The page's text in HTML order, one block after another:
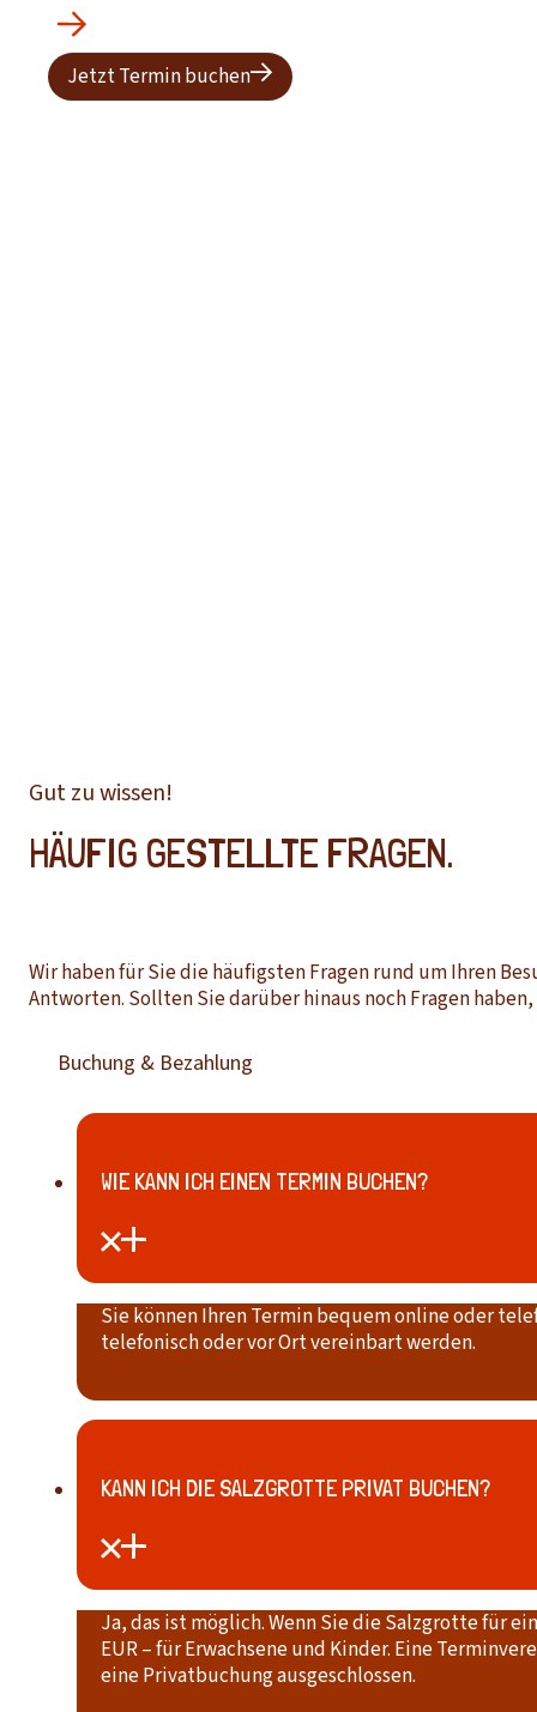
Jetzt Termin buchen
Gut zu wissen!
HÄUFIG GESTELLTE FRAGEN.
Wir haben für Sie die häufigsten Fragen rund um Ihren
Antworten. Sollten Sie darüber hinaus noch Fragen
Buchung & Bezahlung
WIE KANN ICH EINEN TERMIN BUCHEN?
Sie können Ihren Termin bequem online oder
telefonisch oder vor Ort vereinbart werden.
KANN ICH DIE SALZGROTTE PRIVAT BUCHEN?
Ja, das ist möglich. Wenn Sie die Salzgrotte für
EUR – für Erwachsene und Kinder. Eine
eine Privatbuchung ausgeschlossen.